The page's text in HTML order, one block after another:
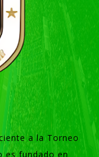
a la Torneo
es fundado en